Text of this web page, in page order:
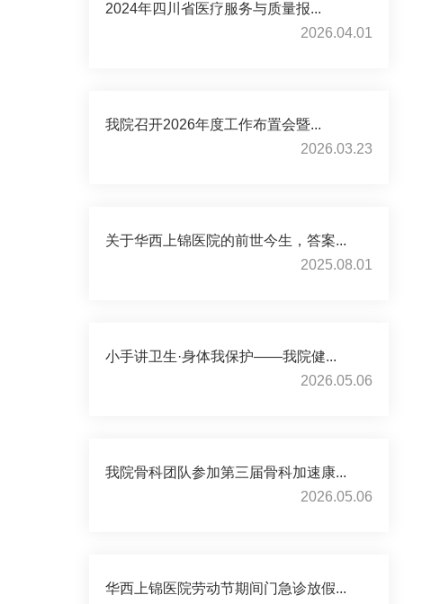
2024年四川省医疗服务与质量报...
2026.04.01
我院召开2026年度工作布置会暨...
2026.03.23
关于华西上锦医院的前世今生，答案...
2025.08.01
小手讲卫生·身体我保护——我院健...
2026.05.06
我院骨科团队参加第三届骨科加速康...
2026.05.06
华西上锦医院劳动节期间门急诊放假...